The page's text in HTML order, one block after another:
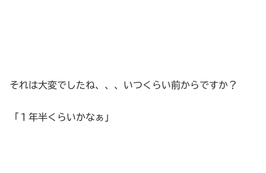
それは大変でしたね、、、いつくらい前からですか？
「１年半くらいかなぁ」